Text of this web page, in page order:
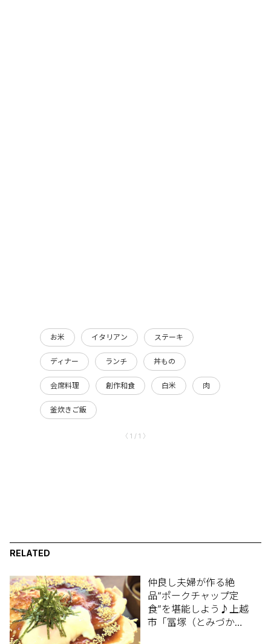
お米 イタリアン ステーキ
ディナー ランチ 丼もの
会席料理 創作和食 白米 肉
釜炊きご飯
〈 1 / 1 〉
RELATED
仲良し夫婦が作る絶
品“ポークチャップ定
食”を堪能しよう♪上越
市「冨塚（とみづか）